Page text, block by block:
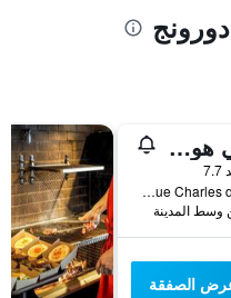
بي آند بي هوتل أورانج
764 Avenue Charles de Gaulle, اورانج, إقليم فوكلوز, فرنسا
الصفقة